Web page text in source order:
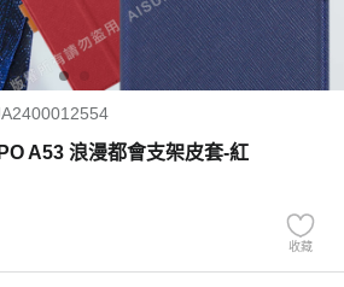
A53 浪漫都會支架皮套-紅
收藏